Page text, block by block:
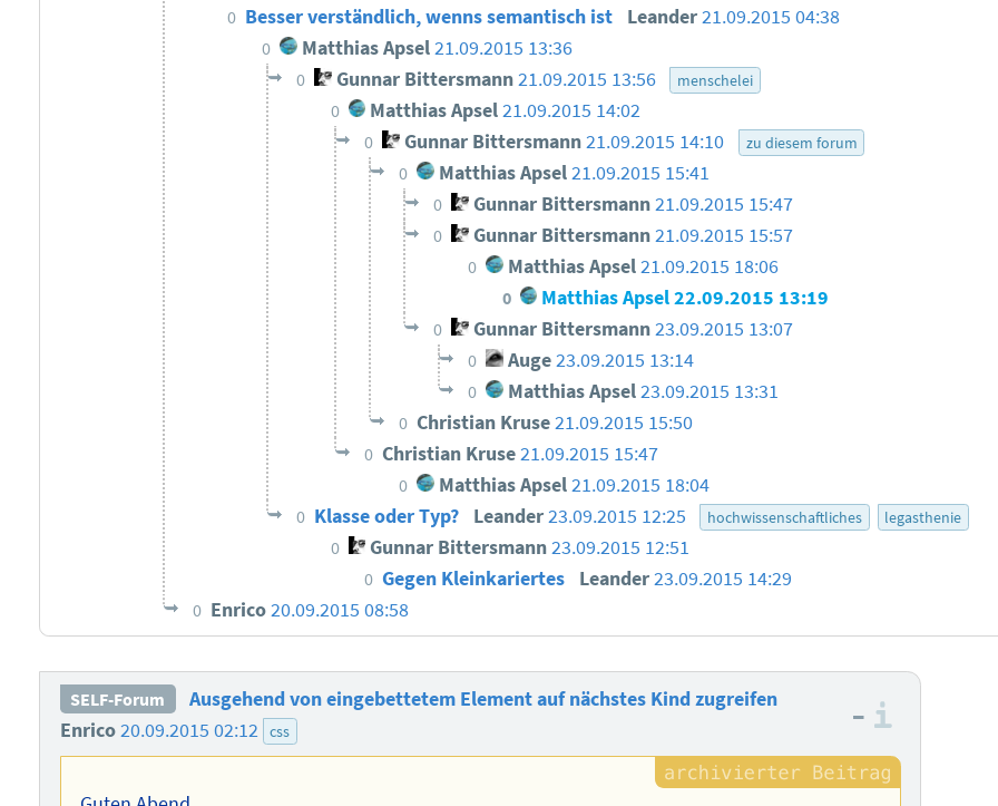
0 Besser verständlich, wenns semantisch ist Leander21.09.2015 04:38
0 Matthias Apsel21.09.2015 13:36
0 Gunnar Bittersmann 21.09.2015 13:56 menschelei
0 Matthias Apsel21.09.2015 14:02
0 Gunnar Bittersmann21.09.2015 14:10 zu diesem forum
0 Matthias Apsel21.09.2015 15:41
0 Gunnar Bittersmann21.09.2015 15:47
0 Gunnar Bittersmann21.09.2015 15:57
0 Matthias Apsel21.09.2015 18:06
0 Matthias Apsel 22.09.2015 13:19
0 Gunnar Bittersmann23.09.2015 13:07
0 Auge23.09.2015 13:14
0 Matthias Apsel23.09.2015 13:31
0 Christian Kruse21.09.2015 15:50
0 Christian Kruse21.09.2015 15:47
0 Matthias Apsel21.09.2015 18:04
0 Klasse oder Typ? Leander23.09.2015 12:25 hochwissenschaftliches legasthenie
0 Gunnar Bittersmann23.09.2015 12:51
0 Gegen Kleinkariertes Leander23.09.2015 14:29
0 Enrico20.09.2015 08:58
SELF-Forum
Ausgehend von eingebettetem Element auf nächstes Kind zugreifen
Enrico20.09.2015 02:12 css –